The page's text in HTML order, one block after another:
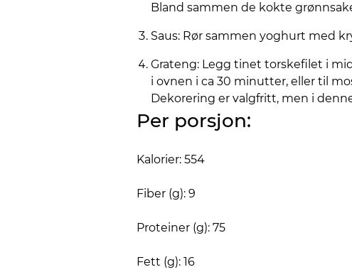
Bland sammen de kokte
Saus: Rør sammen yoghurt med
Grateng: Legg tinet torskefilet i
i ovnen i ca 30 minutter, eller til
Dekorering er valgfritt, men i
Per porsjon:
Kalorier: 554
Fiber (g): 9
Proteiner (g): 75
Fett (g): 16